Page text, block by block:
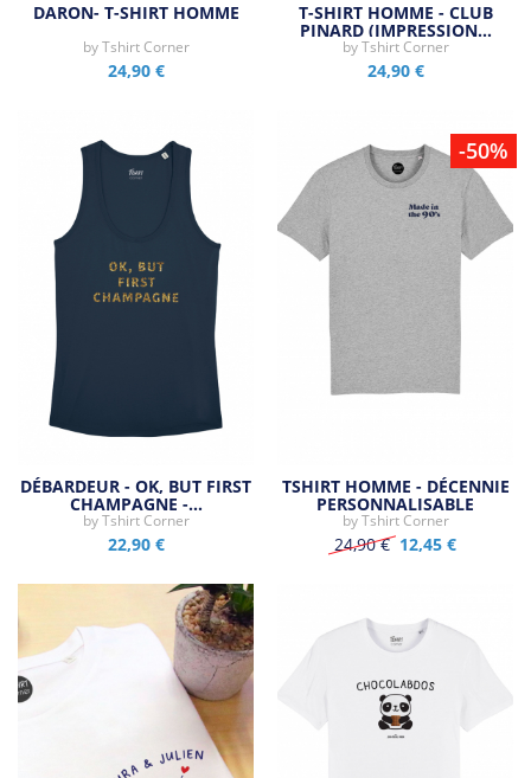
DARON- T-SHIRT HOMME
byTshirt Corner
24,90 €
T-SHIRT HOMME - CLUB
PINARD (IMPRESSION…
byTshirt Corner
24,90 €
DÉBARDEUR - OK, BUT FIRST
CHAMPAGNE -…
byTshirt Corner
22,90 €
TSHIRT HOMME - DÉCENNIE
PERSONNALISABLE
-50%
byTshirt Corner
24,90 € 12,45 €